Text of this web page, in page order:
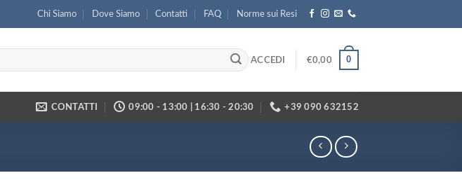
Chi Siamo Dove Siamo Contatti FAQ Norme sui Resi
ACCEDI €0,00 0
CONTATTI 09:00 - 13:00 | 16:30 - 20:30 +39 090 632152